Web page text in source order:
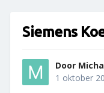
Siemens
Door
1 oktober